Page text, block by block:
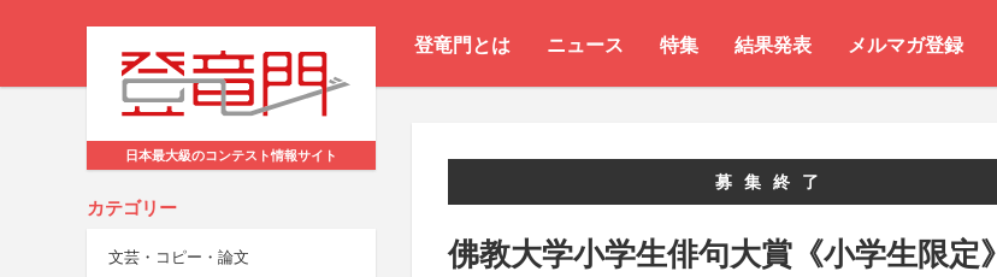
登竜門とは ニュース 特集 結果発表 メルマガ登録
日本最大級のコンテスト情報サイト
カテゴリー
文芸・コピー・論文
募集終了
佛教大学小学生俳句大賞《小学生限定》